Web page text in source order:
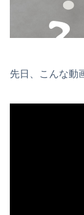
先日、こんな動